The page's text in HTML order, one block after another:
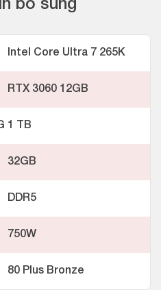
bổ sung
Intel Core Ultra 7 265K
RTX 3060 12GB
1 TB
32GB
DDR5
750W
80 Plus Bronze